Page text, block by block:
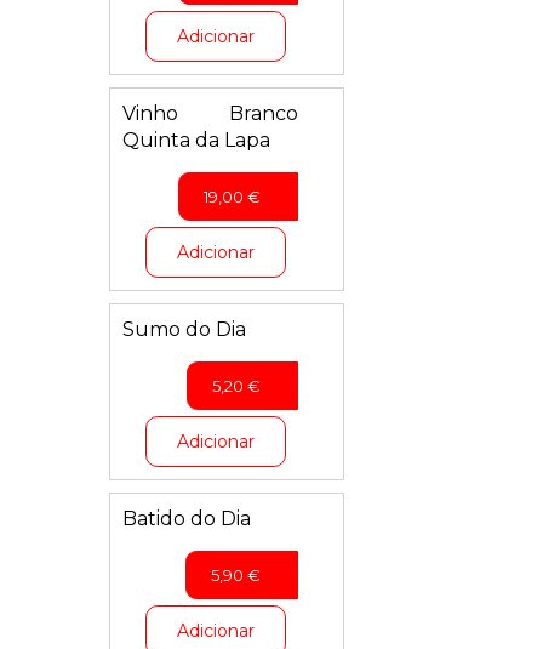
Adicionar
Vinho Branco
Quinta da Lapa
19,00 €
Adicionar
Sumo do Dia
5,20 €
Adicionar
Batido do Dia
5,90 €
Adicionar